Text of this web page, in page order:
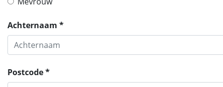
Achternaam *
Postcode *